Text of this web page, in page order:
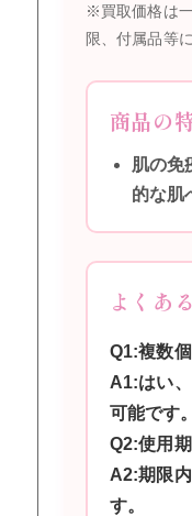
※買取価格は
限、付属品等
商品の
肌の免
的な肌
よくあ
Q1:複数
A1:はい
可能です。
Q2:使用
A2:期限
す。